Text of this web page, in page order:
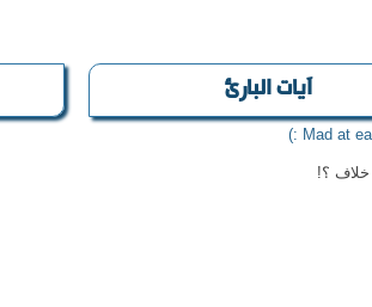
آيات البارئ
؟!